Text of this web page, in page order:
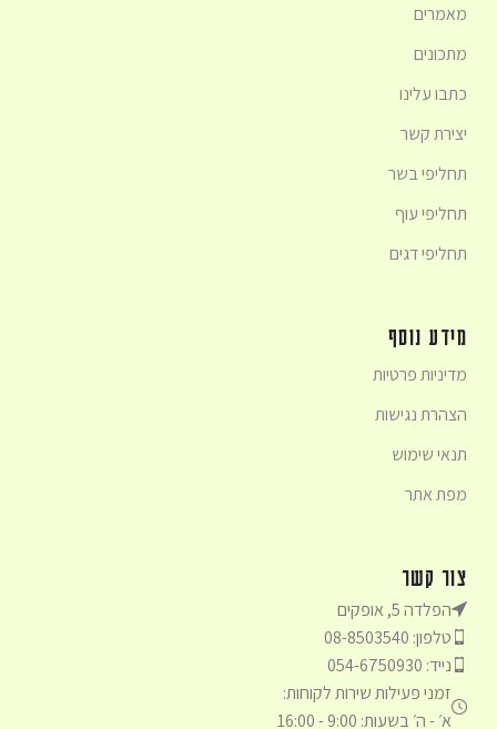
מאמרים
מתכונים
כתבו עלינו
יצירת קשר
תחליפי בשר
תחליפי עוף
תחליפי דגים
מידע נוסף
מדיניות פרטיות
הצהרת נגישות
תנאי שימוש
מפת אתר
צור קשר
הפלדה 5, אופקים
טלפון: 08-8503540
נייד: 054-6750930
זמני פעילות שירות לקוחות:
א׳ - ה׳ בשעות: 9:00 - 16:00